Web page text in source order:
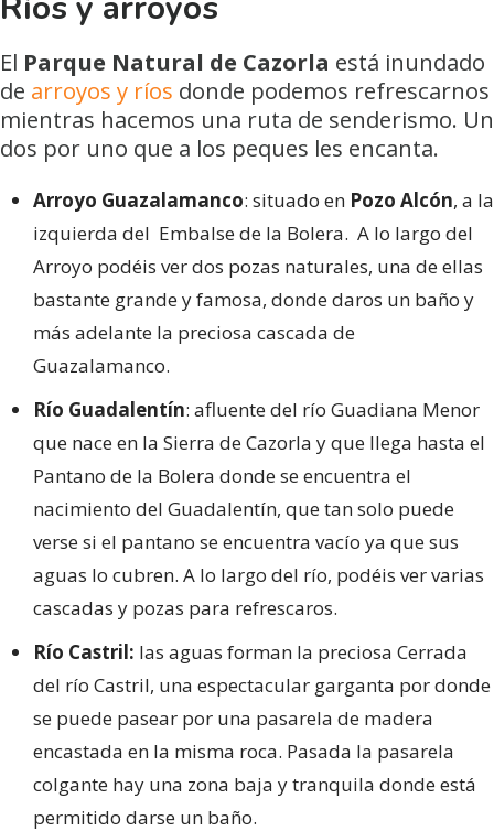
El Parque Natural de Cazorla está inundado
de arroyos y ríos donde podemos refrescarnos
mientras hacemos una ruta de senderismo. Un
dos por uno que a los peques les encanta.
Arroyo Guazalamanco: situado en Pozo Alcón, a la
izquierda del Embalse de la Bolera. A lo largo del
Arroyo podéis ver dos pozas naturales, una de ellas
bastante grande y famosa, donde daros un baño y
más adelante la preciosa cascada de
Guazalamanco.
Río Guadalentín: afluente del río Guadiana Menor
que nace en la Sierra de Cazorla y que llega hasta el
Pantano de la Bolera donde se encuentra el
nacimiento del Guadalentín, que tan solo puede
verse si el pantano se encuentra vacío ya que sus
aguas lo cubren. A lo largo del río, podéis ver varias
cascadas y pozas para refrescaros.
Río Castril: las aguas forman la preciosa Cerrada
del río Castril, una espectacular garganta por donde
se puede pasear por una pasarela de madera
encastada en la misma roca. Pasada la pasarela
colgante hay una zona baja y tranquila donde está
permitido darse un baño.